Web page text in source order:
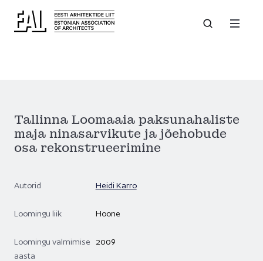
Tallinna Loomaaia paksunahaliste
maja ninasarvikute ja jõehobude
osa rekonstrueerimine
Autorid Heidi Karro
Loomingu liik Hoone
Loomingu valmimise
aasta
2009